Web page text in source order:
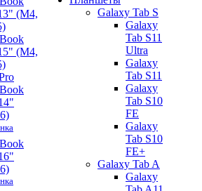
(M4,
(M4,
Galaxy Tab S
Galaxy
Tab S11
Ultra
Galaxy
Tab S11
Galaxy
Tab S10
FE
Galaxy
Tab S10
FE+
Galaxy Tab A
Galaxy